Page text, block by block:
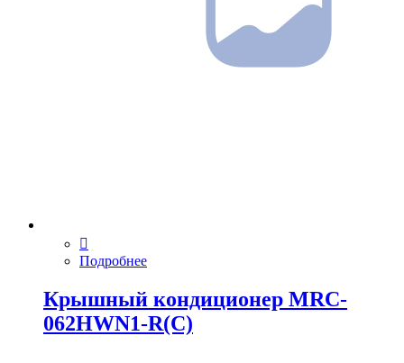
Подробнее
Крышный кондиционер MRC-
062HWN1-R(C)